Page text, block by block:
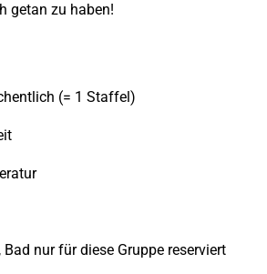
getan zu haben!
(= 1 Staffel)
Bad nur für diese Gruppe reserviert